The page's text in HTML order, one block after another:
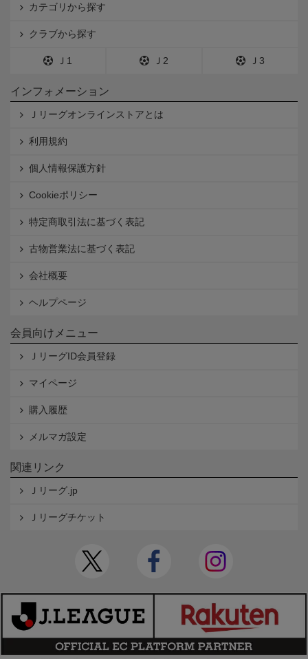
カテゴリから探す
クラブから探す
Ｊ1 Ｊ2 Ｊ3
インフォメーション
Ｊリーグオンラインストアとは
利用規約
個人情報保護方針
Cookieポリシー
特定商取引法に基づく表記
古物営業法に基づく表記
会社概要
ヘルプページ
会員向けメニュー
ＪリーグID会員登録
マイページ
購入履歴
メルマガ設定
関連リンク
Ｊリーグ.jp
Ｊリーグチケット